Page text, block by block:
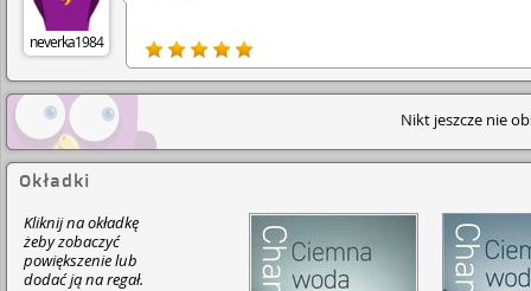
neverka1984
Nikt jeszcze nie
Okładki
Kliknij na okładkę
żeby zobaczyć
powiększenie lub
dodać ją na regał.